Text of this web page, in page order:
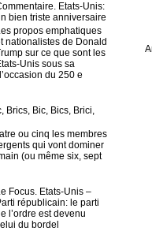
Etats-Unis:
bien triste anniversaire
propos emphatiques
nationalistes de Donald
sur ce que sont les
Unis sous sa
du 250 e
Brics, Bic, Bics, Brici,
ou cinq les membres
qui vont dominer
(ou même six, sept
Focus. Etats-Unis –
républicain: le parti
l’ordre est devenu
du bordel